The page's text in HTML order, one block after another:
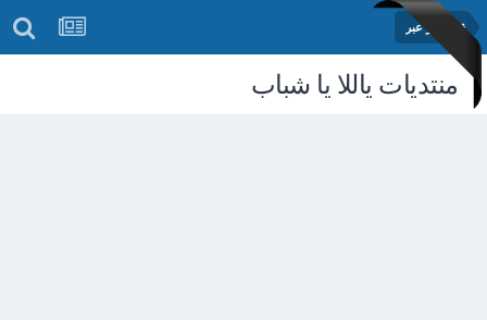
قصص و عبر
منتديات ياللا يا شباب